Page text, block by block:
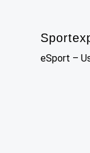
eSport –